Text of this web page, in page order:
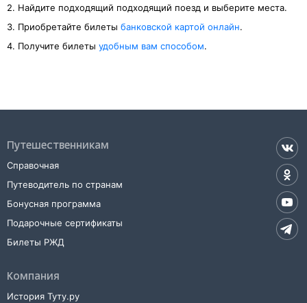
2. Найдите подходящий подходящий поезд и выберите места.
3. Приобретайте билеты банковской картой онлайн.
4. Получите билеты удобным вам способом.
Путешественникам
Справочная
Путеводитель по странам
Бонусная программа
Подарочные сертификаты
Билеты РЖД
Компания
История Туту.ру